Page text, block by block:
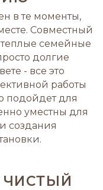
в те моменты,
Совместный
семейные
долгие
- все это
работы
подойдет для
уместны для
создания
ЧИСТЫЙ